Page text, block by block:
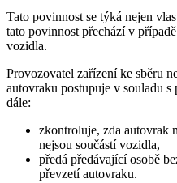
Tato povinnost se týká nejen
tato povinnost přechází v
vozidla.
Provozovatel zařízení ke sběru
autovraku postupuje v souladu
dále:
zkontroluje, zda autovrak
nejsou součástí vozidla,
předá předávající osobě
převzetí autovraku.